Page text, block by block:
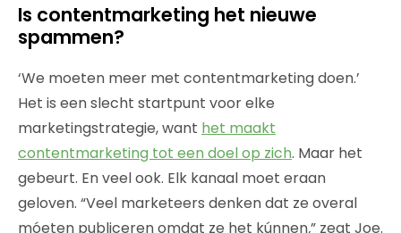
Is contentmarketing het nieuwe
spammen?
‘We moeten meer met contentmarketing doen.’
Het is een slecht startpunt voor elke
marketingstrategie, want het maakt
contentmarketing tot een doel op zich. Maar het
gebeurt. En veel ook. Elk kanaal moet eraan
geloven. “Veel marketeers denken dat ze overal
móeten publiceren omdat ze het kúnnen,” zegt Joe.